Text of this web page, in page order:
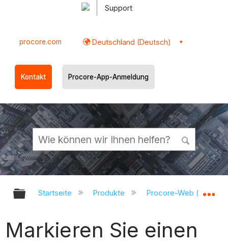
Support
procore.com Deutschland (Deutsch)
Kontakt Procore-App-Anmeldung
Globale Hierarchie auf- und
Startseite Produkte Procore-Web
Markieren Sie einen